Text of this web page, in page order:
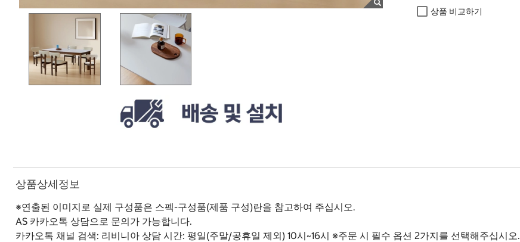
상품 비교하기
상품상세정보
※연출된 이미지로 실제 구성품은 스펙-구성품(제품 구성)란을 참고하여 주십시오.
AS 카카오톡 상담으로 문의가 가능합니다.
카카오톡 채널 검색: 리비니아 상담 시간: 평일(주말/공휴일 제외) 10시~16시 ※주문 시 필수 옵션 2가지를 선택해주십시오.